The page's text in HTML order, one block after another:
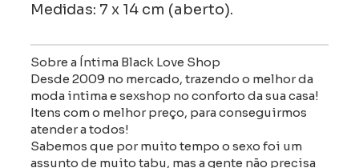
Medidas: 7 x 14 cm (aberto).
Sobre a Íntima Black Love Shop
Desde 2009 no mercado, trazendo o melhor da
moda intima e sexshop no conforto da sua casa!
Itens com o melhor preço, para conseguirmos
atender a todos!
Sabemos que por muito tempo o sexo foi um
assunto de muito tabu, mas a gente não precisa